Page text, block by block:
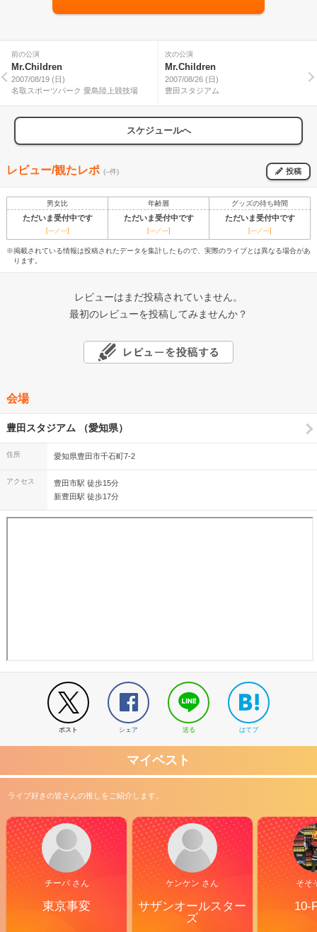
前の公演
Mr.Children
2007/08/19 (日)
名取スポーツパーク 愛島陸上競技場
次の公演
Mr.Children
2007/08/26 (日)
豊田スタジアム
スケジュールへ
レビュー/観たレポ (--件) 投稿
男女比 年齢層 グッズの待ち時間
ただいま受付中です ただいま受付中です ただいま受付中です
[---／---] [---／---] [---／---]
※掲載されている情報は投稿されたデータを集計したもので、実際のライブとは異なる場合があ
ります。
レビューはまだ投稿されていません。
最初のレビューを投稿してみませんか？
会場
豊田スタジアム （愛知県）
住所 愛知県豊田市千石町7-2
アクセス
豊田市駅 徒歩15分
新豊田駅 徒歩17分
ポスト シェア 送る はてブ
マイベスト
ライブ好きの皆さんの推しをご紹介します。
チーバ さん
東京事変
ケンケン さん
サザンオールスター
ズ
そそ
10-